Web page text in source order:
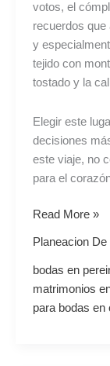
votos, el
recuerdos que
y
tejido con
tostado y la
Elegir este
decisiones
este viaje, no
para el
Read More »
Planeacion
bodas en
matrimonios
para bodas en